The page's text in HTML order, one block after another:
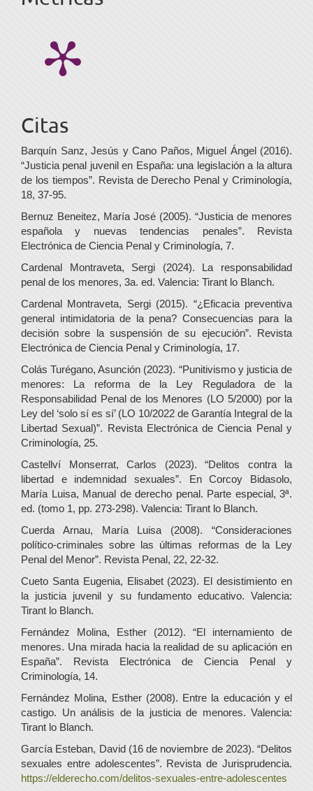
Citas
Barquín Sanz, Jesús y Cano Paños, Miguel Ángel (2016).
“Justicia penal juvenil en España: una legislación a la altura
de los tiempos”. Revista de Derecho Penal y Criminología,
18, 37-95.
Bernuz Beneitez, María José (2005). “Justicia de menores
española y nuevas tendencias penales”. Revista
Electrónica de Ciencia Penal y Criminología, 7.
Cardenal Montraveta, Sergi (2024). La responsabilidad
penal de los menores, 3a. ed. Valencia: Tirant lo Blanch.
Cardenal Montraveta, Sergi (2015). “¿Eficacia preventiva
general intimidatoria de la pena? Consecuencias para la
decisión sobre la suspensión de su ejecución”. Revista
Electrónica de Ciencia Penal y Criminología, 17.
Colás Turégano, Asunción (2023). “Punitivismo y justicia de
menores: La reforma de la Ley Reguladora de la
Responsabilidad Penal de los Menores (LO 5/2000) por la
Ley del ‘solo sí es sí’ (LO 10/2022 de Garantía Integral de la
Libertad Sexual)”. Revista Electrónica de Ciencia Penal y
Criminología, 25.
Castellví Monserrat, Carlos (2023). “Delitos contra la
libertad e indemnidad sexuales”. En Corcoy Bidasolo,
María Luisa, Manual de derecho penal. Parte especial, 3ª.
ed. (tomo 1, pp. 273-298). Valencia: Tirant lo Blanch.
Cuerda Arnau, María Luisa (2008). “Consideraciones
político-criminales sobre las últimas reformas de la Ley
Penal del Menor”. Revista Penal, 22, 22-32.
Cueto Santa Eugenia, Elisabet (2023). El desistimiento en
la justicia juvenil y su fundamento educativo. Valencia:
Tirant lo Blanch.
Fernández Molina, Esther (2012). “El internamiento de
menores. Una mirada hacia la realidad de su aplicación en
España”. Revista Electrónica de Ciencia Penal y
Criminología, 14.
Fernández Molina, Esther (2008). Entre la educación y el
castigo. Un análisis de la justicia de menores. Valencia:
Tirant lo Blanch.
García Esteban, David (16 de noviembre de 2023). “Delitos
sexuales entre adolescentes”. Revista de Jurisprudencia.
https://elderecho.com/delitos-sexuales-entre-adolescentes